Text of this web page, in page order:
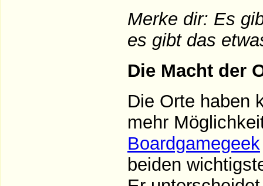
Merke dir: Es
es gibt das
Die Macht der
Die Orte haben
mehr
Boardgamegeek
beiden